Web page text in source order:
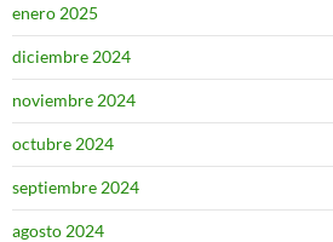
enero 2025
diciembre 2024
noviembre 2024
octubre 2024
septiembre 2024
agosto 2024